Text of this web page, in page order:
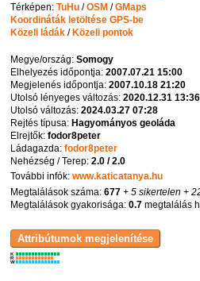
Térképen:TuHu /OSM /GMaps
Koordináták letöltése GPS-be
Közeli ládák /Közeli pontok
Megye/ország:Somogy
Elhelyezés időpontja:2007.07.21 15:00
Megjelenés időpontja:2007.10.18 21:20
Utolsó lényeges változás:2020.12.31 13:36
Utolsó változás:2024.03.27 07:28
Rejtés típusa:Hagyományos geoláda
Elrejtők:fodor8peter
Ládagazda:fodor8peter
Nehézség / Terep:2.0 / 2.0
További infók:www.katicatanya.hu
Megtalálások száma:677 + 5 sikertelen +
Megtalálások gyakorisága:0.7 megtalálás
K
R
W